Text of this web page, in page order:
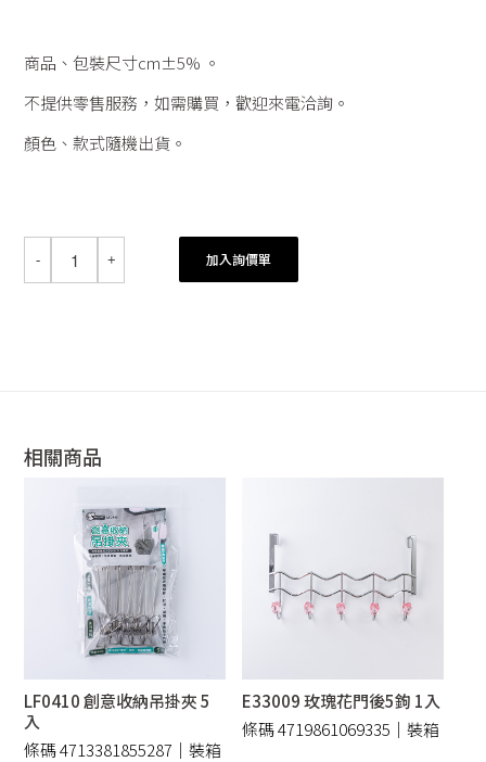
商品、包裝尺寸cm±5% 。
不提供零售服務，如需購買，歡迎來電洽詢。
顏色、款式隨機出貨。
加入詢價單
相關商品
LF0410 創意收納吊掛夾 5
入
條碼 4713381855287｜裝箱
E33009 玫瑰花門後5鉤 1入
條碼 4719861069335｜裝箱